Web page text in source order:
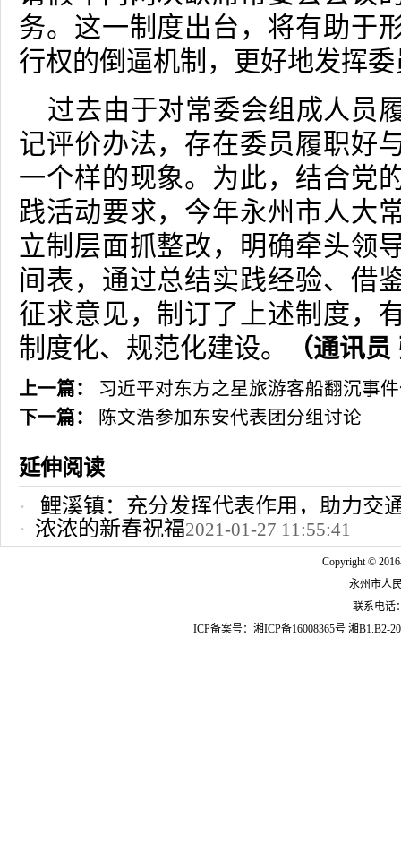
务。这一制度出台，将有助于
行权的倒逼机制，更好地发挥
过去由于对常委会组成人员
记评价办法，存在委员履职好
一个样的现象。为此，结合党
践活动要求，今年永州市人大
立制层面抓整改，明确牵头领
间表，通过总结实践经验、借
征求意见，制订了上述制度，
制度化、规范化建设。
（通讯
上一篇：
习近平对东方之星旅游客船翻沉事
下一篇：
陈文浩参加东安代表团分组讨论
延伸阅读
鲤溪镇：充分发挥代表作用，助力交
2022-10-24 12:09:37
浓浓的新春祝福2021-01-27 11:55:41
Copyright ©
永州市人
联系电话
ICP备案号： 湘ICP备16008365号 湘B1.B2-